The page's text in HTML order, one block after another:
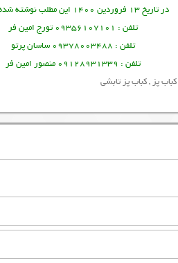
در تاریخ 13 فروردین 1400 این مطلب نوشته شده است.
تلفن : 09356107101 تورج امین فر
تلفن : 09378003488 ساسان پرتو
تلفن : 09128931339 منصور امین فر
کباب پز,کباب پز تابشی